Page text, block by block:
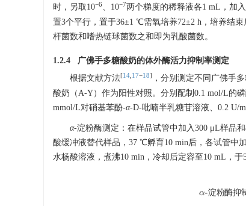
时，另取10−6、10−7两个梯度的稀释液各1 mL，加
置3个平行，置于36±1 ℃需氧培养72±2 h，培养结
杆菌数和嗜热链球菌数之和即为乳酸菌数。
1.2.4 广佛手多糖酸奶的体外酶活力抑制率测定
根据文献方法[14 17−18] ，分别测定不同广佛手
酸奶（A-Y）作为阳性对照。分别配制0.1 mol/L的
mmol/L对硝基苯酚-α-D-吡喃半乳糖苷溶液、0.2 U/
α-淀粉酶测定：在样品试管中加入300 μL样品
酸缓冲液替代样品，37 ℃孵育10 min后，各试管中
水杨酸溶液，煮沸10 min，冷却后定容至10 mL，
淀粉酶抑
α-淀粉酶